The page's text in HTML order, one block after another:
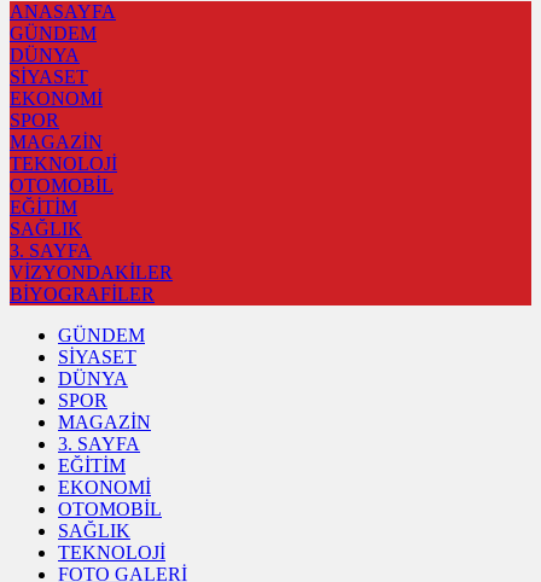
ANASAYFA
GÜNDEM
DÜNYA
SİYASET
EKONOMİ
SPOR
MAGAZİN
TEKNOLOJİ
OTOMOBİL
EĞİTİM
SAĞLIK
3. SAYFA
VİZYONDAKİLER
BİYOGRAFİLER
GÜNDEM
SİYASET
DÜNYA
SPOR
MAGAZİN
3. SAYFA
EĞİTİM
EKONOMİ
OTOMOBİL
SAĞLIK
TEKNOLOJİ
FOTO GALERİ